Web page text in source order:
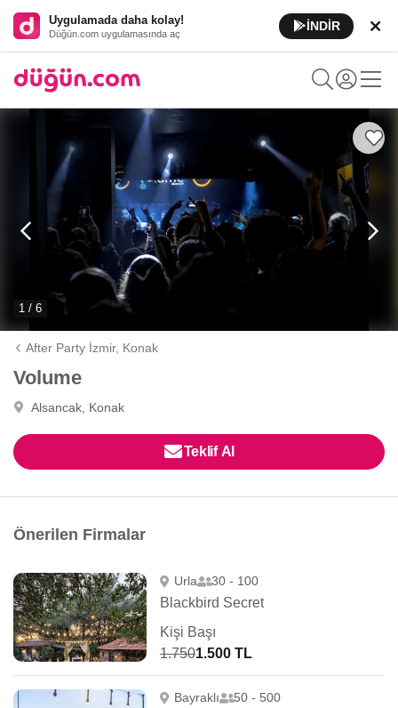
Uygulamada daha kolay!
Düğün.com uygulamasında aç
İNDİR
1 / 6
After Party İzmir, Konak
Volume
Alsancak, Konak
Teklif Al
Önerilen Firmalar
Urla 30 - 100
Blackbird Secret
Kişi Başı
1.7501.500 TL
Bayraklı 50 - 500